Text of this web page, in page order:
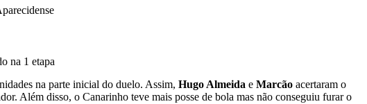
na 1 etapa
na parte inicial do duelo. Assim, Hugo Almeida e Marcão acertaram o
Além disso, o Canarinho teve mais posse de bola mas não conseguiu furar o